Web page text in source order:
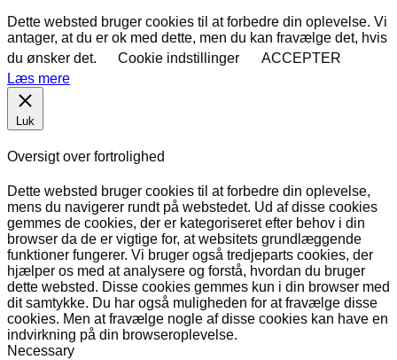
Dette websted bruger cookies til at forbedre din oplevelse. Vi
antager, at du er ok med dette, men du kan fravælge det, hvis
du ønsker det.
Cookie indstillinger
ACCEPTER
Læs mere
Luk
Oversigt over fortrolighed
Dette websted bruger cookies til at forbedre din oplevelse,
mens du navigerer rundt på webstedet. Ud af disse cookies
gemmes de cookies, der er kategoriseret efter behov i din
browser da de er vigtige for, at websitets grundlæggende
funktioner fungerer. Vi bruger også tredjeparts cookies, der
hjælper os med at analysere og forstå, hvordan du bruger
dette websted. Disse cookies gemmes kun i din browser med
dit samtykke. Du har også muligheden for at fravælge disse
cookies. Men at fravælge nogle af disse cookies kan have en
indvirkning på din browseroplevelse.
Necessary